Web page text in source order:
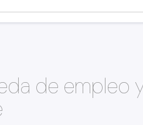
de empleo